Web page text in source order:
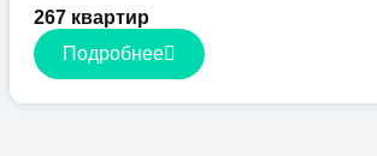
267 квартир
Подробнее